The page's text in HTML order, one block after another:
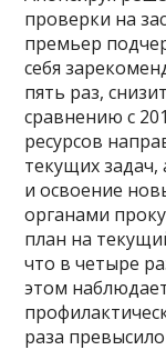
проверки на
премьер
себя
пять раз,
сравнению с
ресурсов
текущих
и освоение
органами
план на
что в четыре
этом
раза